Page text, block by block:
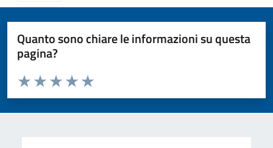
Quanto sono chiare le informazioni su questa
pagina?
Valuta da 1 a 5 stelle la pagina
Valuta 5 stelle su 5
Valuta 4 stelle su 5
Valuta 3 stelle su 5
Valuta 2 stelle su 5
Valuta 1 stelle su 5